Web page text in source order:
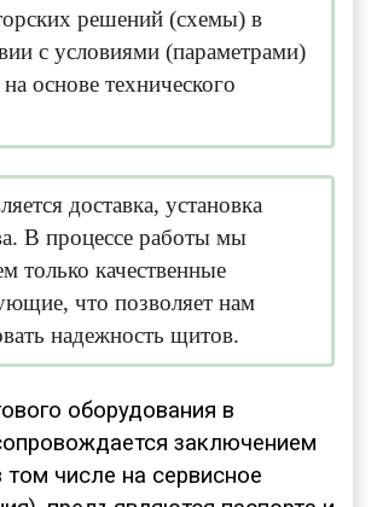
решений (схемы) в
с условиями (параметрами)
на основе технического
доставка, установка
В процессе работы мы
только качественные
что позволяет нам
надежность щитов.
оборудования в
заключением
том числе на сервисное